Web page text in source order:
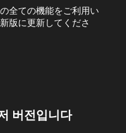
全ての機能をご利用い
版に更新してくださ
버전입니다